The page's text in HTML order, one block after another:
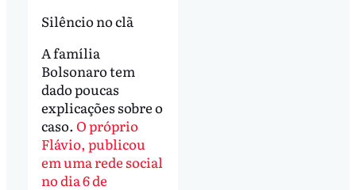
Silêncio no clã
A família
Bolsonaro tem
dado poucas
explicações sobre o
caso. O próprio
Flávio, publicou
em uma rede social
no dia 6 de